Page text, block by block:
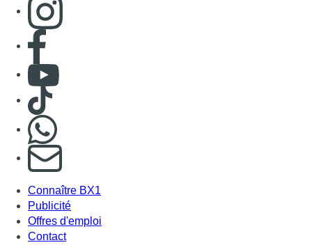
Consulter page Facebook
Consulter Youtube
Consulter TikTok
S'abonner à notre newsletter
Connaître BX1
Publicité
Offres d'emploi
Contact